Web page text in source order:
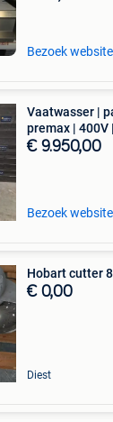
Bezoek website
Vaatwasser |
premax | 400V
€ 9.950,00
Bezoek website
Hobart cutter
€ 0,00
Diest